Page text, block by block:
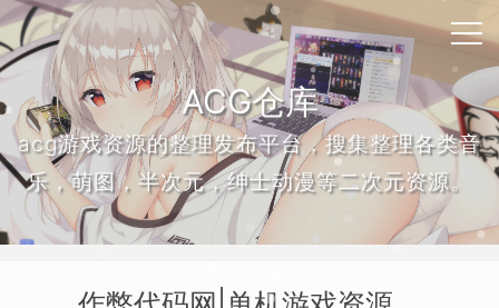
ACG仓库
acg游戏资源的整理发布平台，搜集整理各类音
乐，萌图，半次元，绅士动漫等二次元资源。